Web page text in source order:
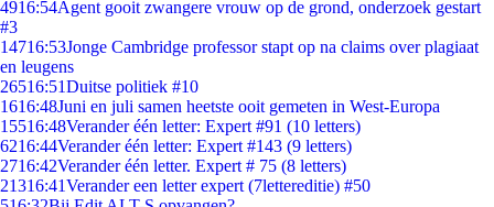
4916:54Agent gooit zwangere vrouw op de grond, onderzoek gestart
#3
14716:53Jonge Cambridge professor stapt op na claims over plagiaat
en leugens
26516:51Duitse politiek #10
1616:48Juni en juli samen heetste ooit gemeten in West-Europa
15516:48Verander één letter: Expert #91 (10 letters)
6216:44Verander één letter: Expert #143 (9 letters)
2716:42Verander één letter. Expert # 75 (8 letters)
21316:41Verander een letter expert (7lettereditie) #50